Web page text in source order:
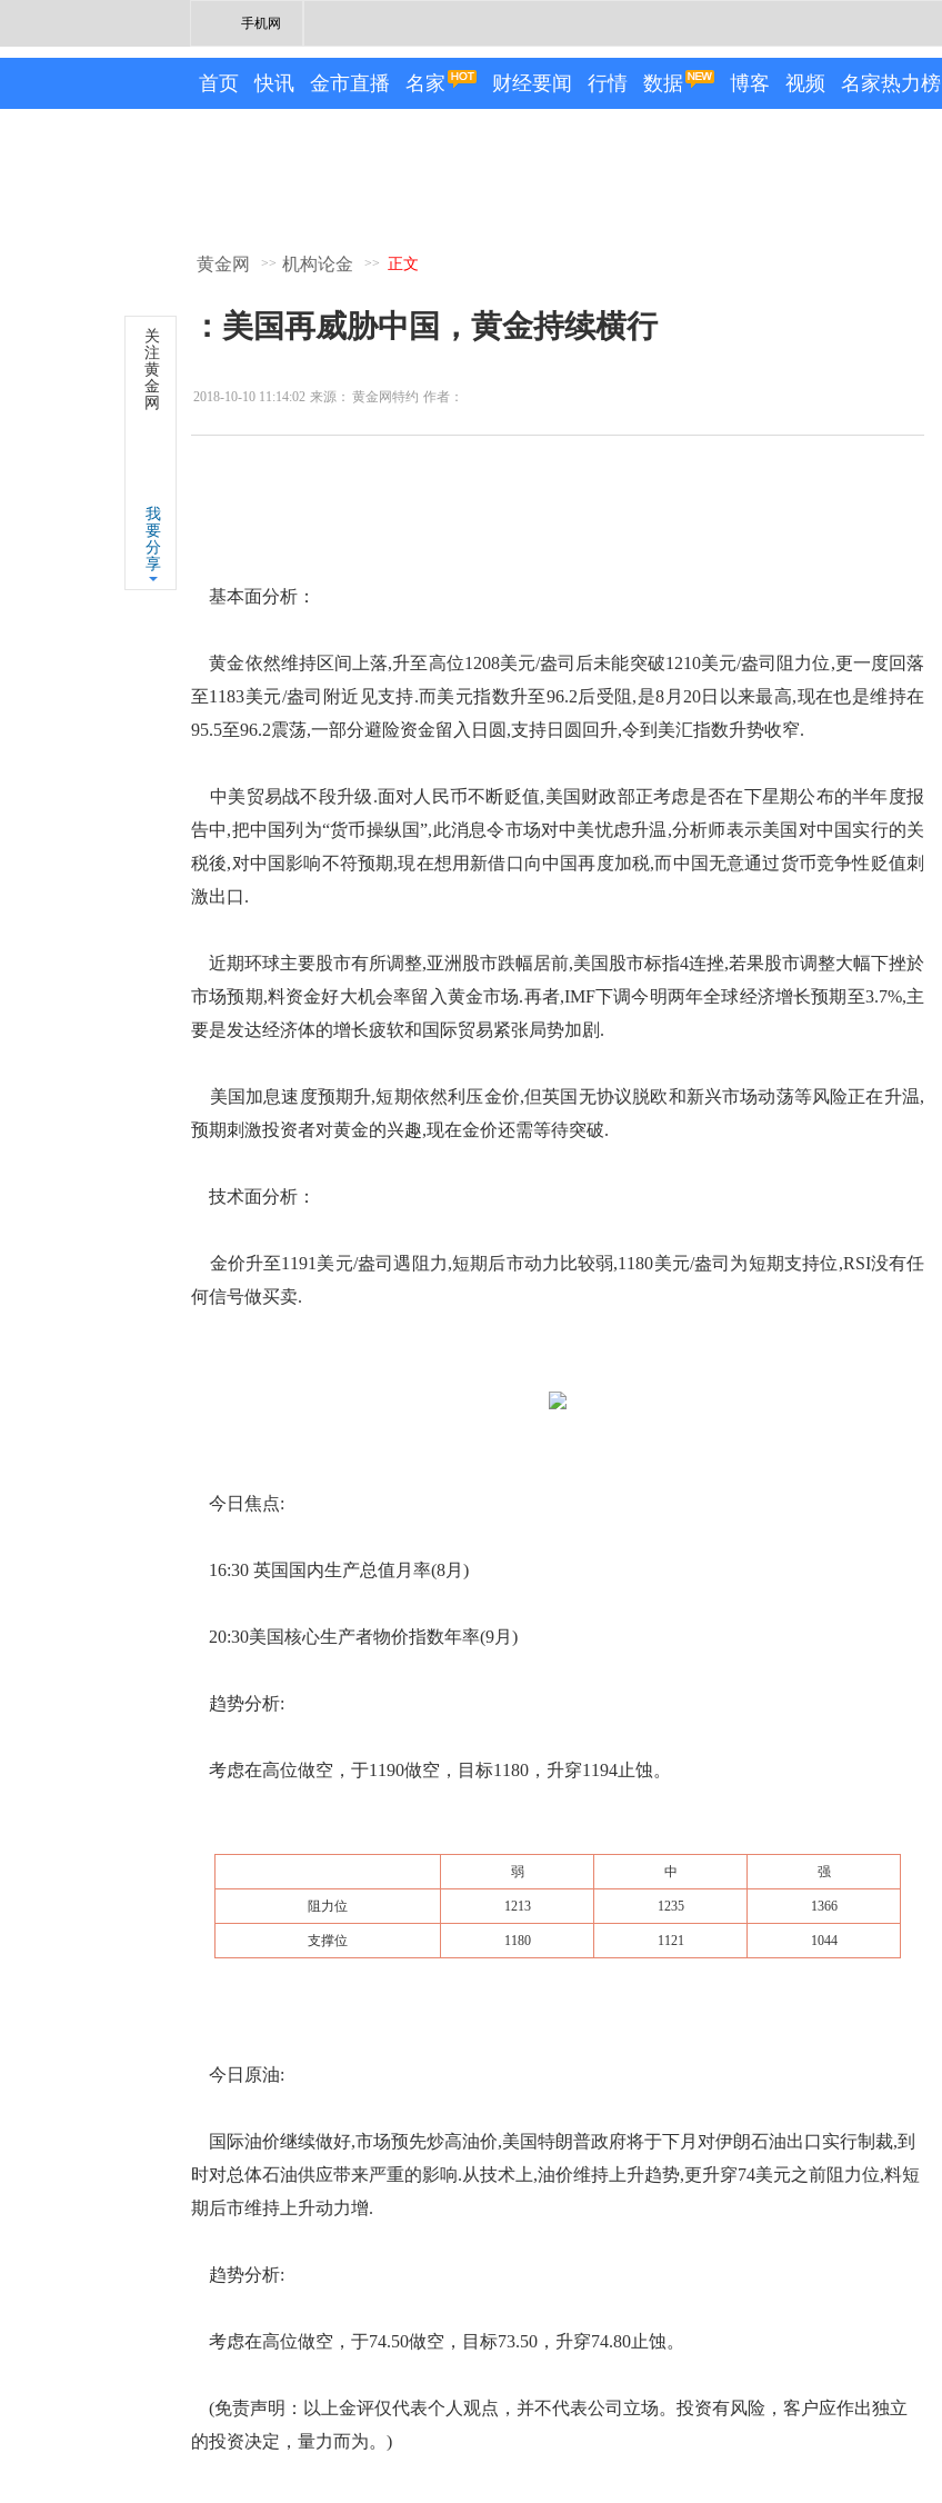
手机网
首页 快讯 金市直播 名家 财经要闻 行情 数据 博客 视频 名家热力榜
黄金网 >> 机构论金 >> 正文
：美国再威胁中国，黄金持续横行
2018-10-10 11:14:02 来源： 黄金网特约 作者：
关
注
黄
金
网
我
要
分
享
基本面分析：
黄金依然维持区间上落,升至高位1208美元/盎司后未能突破1210美元/盎司阻力位,更一度回落
至1183美元/盎司附近见支持.而美元指数升至96.2后受阻,是8月20日以来最高,现在也是维持在
95.5至96.2震荡,一部分避险资金留入日圆,支持日圆回升,令到美汇指数升势收窄.
中美贸易战不段升级.面对人民币不断贬值,美国财政部正考虑是否在下星期公布的半年度报
告中,把中国列为“货币操纵国”,此消息令市场对中美忧虑升温,分析师表示美国对中国实行的关
税後,对中国影响不符预期,現在想用新借口向中国再度加税,而中国无意通过货币竞争性贬值刺
激出口.
近期环球主要股市有所调整,亚洲股市跌幅居前,美国股市标指4连挫,若果股市调整大幅下挫於
市场预期,料资金好大机会率留入黄金市场.再者,IMF下调今明两年全球经济增长预期至3.7%,主
要是发达经济体的增长疲软和国际贸易紧张局势加剧.
美国加息速度预期升,短期依然利压金价,但英国无协议脱欧和新兴市场动荡等风险正在升温,
预期刺激投资者对黄金的兴趣,现在金价还需等待突破.
技术面分析：
金价升至1191美元/盎司遇阻力,短期后市动力比较弱,1180美元/盎司为短期支持位,RSI没有任
何信号做买卖.
今日焦点:
16:30 英国国内生产总值月率(8月)
20:30美国核心生产者物价指数年率(9月)
趋势分析:
考虑在高位做空，于1190做空，目标1180，升穿1194止蚀。
弱 中 强
阻力位 1213 1235 1366
支撑位 1180 1121 1044
今日原油:
国际油价继续做好,市场预先炒高油价,美国特朗普政府将于下月对伊朗石油出口实行制裁,到
时对总体石油供应带来严重的影响.从技术上,油价维持上升趋势,更升穿74美元之前阻力位,料短
期后市维持上升动力增.
趋势分析:
考虑在高位做空，于74.50做空，目标73.50，升穿74.80止蚀。
(免责声明：以上金评仅代表个人观点，并不代表公司立场。投资有风险，客户应作出独立
的投资决定，量力而为。)